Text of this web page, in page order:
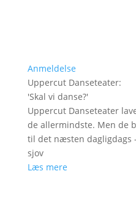
Anmeldelse
Uppercut Danseteater:
'Skal vi danse?'
Uppercut Danseteater
de allermindste. Men de
til det næsten dagligdags
sjov
Læs mere